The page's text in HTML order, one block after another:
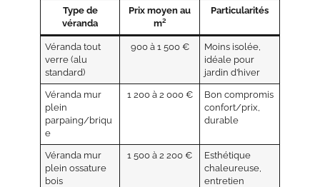
Type de
véranda
Prix moyen au
m²
Particularités
Véranda tout
verre (alu
standard)
900 à 1 500 €
Moins isolée,
idéale pour
jardin d’hiver
Véranda mur
plein
parpaing/briqu
e
1 200 à 2 000 €
Bon compromis
confort/prix,
durable
Véranda mur
plein ossature
bois
1 500 à 2 200 €
Esthétique
chaleureuse,
entretien